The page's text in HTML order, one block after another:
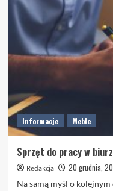
Informacje Meble
Sprzęt do pracy w
Redakcja
20 grudnia,
Na samą myśl o